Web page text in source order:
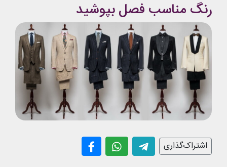
رنگ مناسب فصل بپوشید
اشتراک‌گذاری